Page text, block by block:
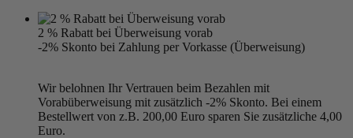
2 % Rabatt bei Überweisung vorab
-2% Skonto bei Zahlung per Vorkasse (Überweisung)
Wir belohnen Ihr Vertrauen beim Bezahlen mit
Vorabüberweisung mit zusätzlich -2% Skonto. Bei einem
Bestellwert von z.B. 200,00 Euro sparen Sie zusätzliche 4,00
Euro.